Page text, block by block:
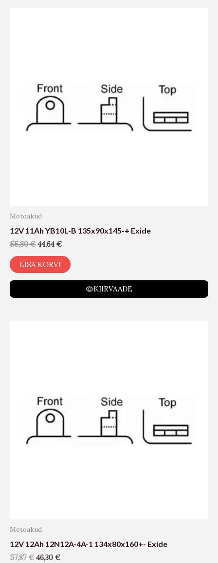
Motoakud
12V 11Ah YB10L-B 135x90x145-+ Exide
55,80€ 44,64€
LISA KORVI
KIIRVAADE
Motoakud
12V 12Ah 12N12A-4A-1 134x80x160+- Exide
57,87€ 46,30 €